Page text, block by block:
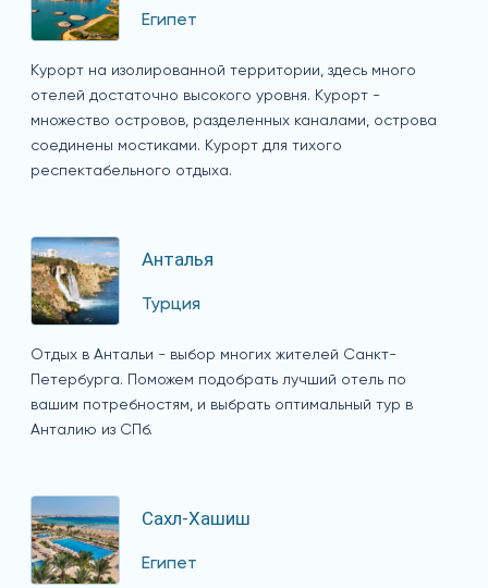
Египет
Курорт на изолированной территории, здесь много
отелей достаточно высокого уровня. Курорт -
множество островов, разделенных каналами, острова
соединены мостиками. Курорт для тихого
респектабельного отдыха.
Анталья
Турция
Отдых в Антальи - выбор многих жителей Санкт-
Петербурга. Поможем подобрать лучший отель по
вашим потребностям, и выбрать оптимальный тур в
Анталию из СПб.
Сахл-Хашиш
Египет